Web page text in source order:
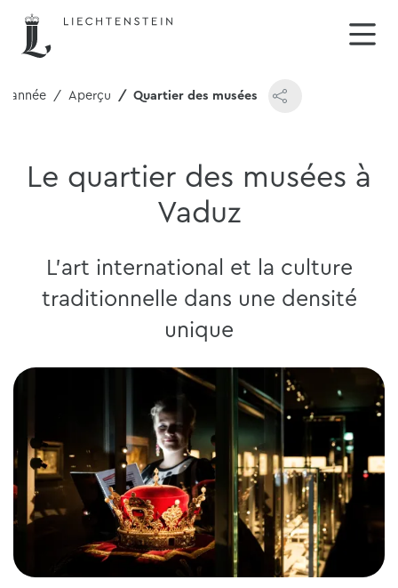
l'année Aperçu Quartier des musées
Le quartier des musées à
Vaduz
L'art international et la culture
traditionnelle dans une densité
unique